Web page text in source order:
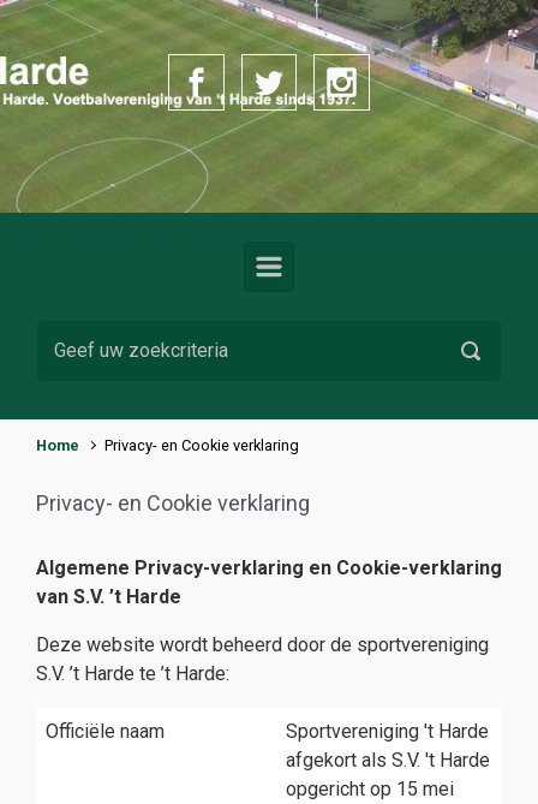
Spring naar de hoofdinhoud
Home Privacy- en Cookie verklaring
Privacy- en Cookie verklaring
Algemene Privacy-verklaring en Cookie-verklaring
van S.V. ’t Harde
Deze website wordt beheerd door de sportvereniging
S.V. ’t Harde te ’t Harde:
Officiële naam
Sportvereniging 't Harde
afgekort als S.V. 't Harde
opgericht op 15 mei